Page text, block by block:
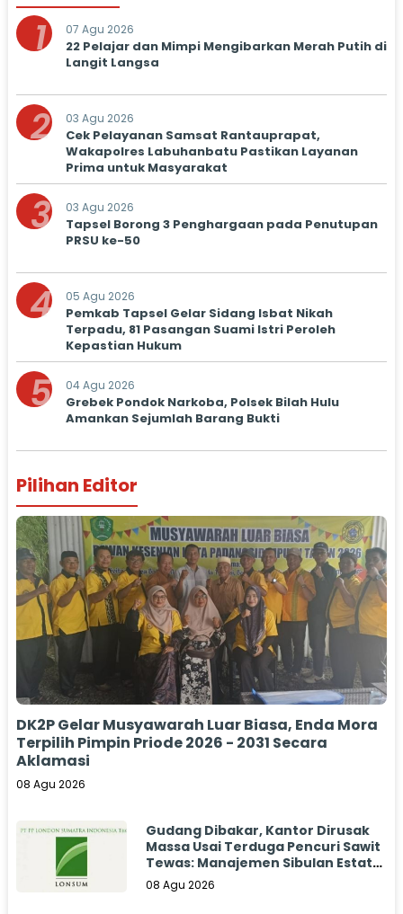
1 07 Agu 2026
22 Pelajar dan Mimpi Mengibarkan Merah Putih di
Langit Langsa
2 03 Agu 2026
Cek Pelayanan Samsat Rantauprapat,
Wakapolres Labuhanbatu Pastikan Layanan
Prima untuk Masyarakat
3 03 Agu 2026
Tapsel Borong 3 Penghargaan pada Penutupan
PRSU ke-50
4 05 Agu 2026
Pemkab Tapsel Gelar Sidang Isbat Nikah
Terpadu, 81 Pasangan Suami Istri Peroleh
Kepastian Hukum
5 04 Agu 2026
Grebek Pondok Narkoba, Polsek Bilah Hulu
Amankan Sejumlah Barang Bukti
Pilihan Editor
DK2P Gelar Musyawarah Luar Biasa, Enda Mora
Terpilih Pimpin Priode 2026 - 2031 Secara
Aklamasi
08 Agu 2026
Gudang Dibakar, Kantor Dirusak
Massa Usai Terduga Pencuri Sawit
Tewas: Manajemen Sibulan Estate
Bungkam
08 Agu 2026